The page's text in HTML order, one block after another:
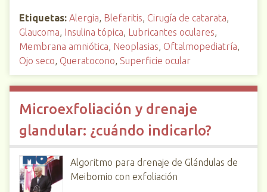
Etiquetas: Alergia, Blefaritis, Cirugía de catarata,
Glaucoma, Insulina tópica, Lubricantes oculares,
Membrana amniótica, Neoplasias, Oftalmopediatría,
Ojo seco, Queratocono, Superficie ocular
Microexfoliación y drenaje
glandular: ¿cuándo indicarlo?
Algoritmo para drenaje de Glándulas de
Meibomio con exfoliación